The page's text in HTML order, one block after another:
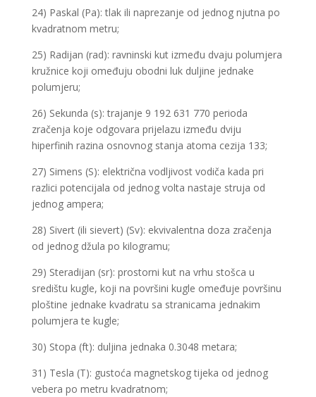
24) Paskal (Pa): tlak ili naprezanje od jednog njutna po
kvadratnom metru;
25) Radijan (rad): ravninski kut između dvaju polumjera
kružnice koji omeđuju obodni luk duljine jednake
polumjeru;
26) Sekunda (s): trajanje 9 192 631 770 perioda
zračenja koje odgovara prijelazu između dviju
hiperfinih razina osnovnog stanja atoma cezija 133;
27) Simens (S): električna vodljivost vodiča kada pri
razlici potencijala od jednog volta nastaje struja od
jednog ampera;
28) Sivert (ili sievert) (Sv): ekvivalentna doza zračenja
od jednog džula po kilogramu;
29) Steradijan (sr): prostorni kut na vrhu stošca u
središtu kugle, koji na površini kugle omeđuje površinu
ploštine jednake kvadratu sa stranicama jednakim
polumjera te kugle;
30) Stopa (ft): duljina jednaka 0.3048 metara;
31) Tesla (T): gustoća magnetskog tijeka od jednog
vebera po metru kvadratnom;